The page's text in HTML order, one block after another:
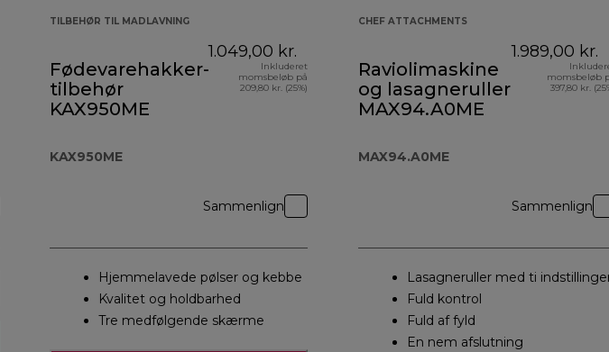
TILBEHØR TIL MADLAVNING
Fødevarehakker-
tilbehør
KAX950ME
KAX950ME
1.049,00 kr.
Inkluderet
momsbeløb på
209,80 kr. (25%)
Sammenlign
Hjemmelavede pølser og kebbe
Kvalitet og holdbarhed
Tre medfølgende skærme
CHEF ATTACHMENTS
Raviolimaskine
og lasagneruller
MAX94.A0ME
MAX94.A0ME
1.989,00 kr.
momsbeløb
397,80 kr.
Sammenlign
Lasagneruller med ti
Fuld kontrol
Fuld af fyld
En nem afslutning